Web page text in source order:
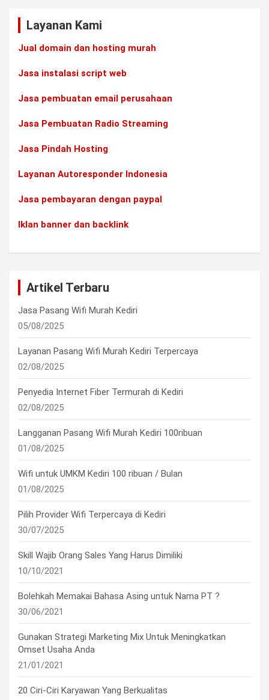
Layanan Kami
Jual domain dan hosting murah
Jasa instalasi script web
Jasa pembuatan email perusahaan
Jasa Pembuatan Radio Streaming
Jasa Pindah Hosting
Layanan Autoresponder Indonesia
Jasa pembayaran dengan paypal
Iklan banner dan backlink
Artikel Terbaru
Jasa Pasang Wifi Murah Kediri
05/08/2025
Layanan Pasang Wifi Murah Kediri Terpercaya
02/08/2025
Penyedia Internet Fiber Termurah di Kediri
02/08/2025
Langganan Pasang Wifi Murah Kediri 100ribuan
01/08/2025
Wifi untuk UMKM Kediri 100 ribuan / Bulan
01/08/2025
Pilih Provider Wifi Terpercaya di Kediri
30/07/2025
Skill Wajib Orang Sales Yang Harus Dimiliki
10/10/2021
Bolehkah Memakai Bahasa Asing untuk Nama PT ?
30/06/2021
Gunakan Strategi Marketing Mix Untuk Meningkatkan
Omset Usaha Anda
21/01/2021
20 Ciri-Ciri Karyawan Yang Berkualitas